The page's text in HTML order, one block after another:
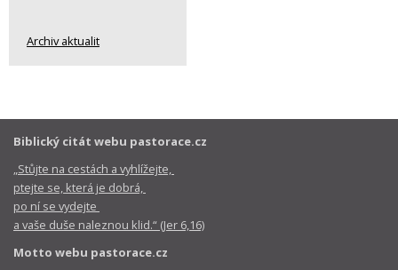
Archiv aktualit
Biblický citát webu pastorace.cz
„Stůjte na cestách a vyhlížejte,
ptejte se, která je dobrá,
po ní se vydejte
a vaše duše naleznou klid.“ (Jer 6,16)
Motto webu pastorace.cz